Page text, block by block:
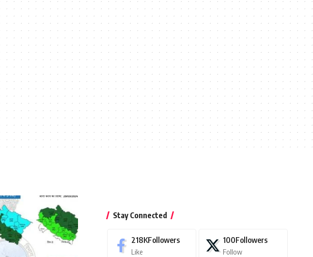
Stay Connected
218KFollowers
Like
100Followers
Follow